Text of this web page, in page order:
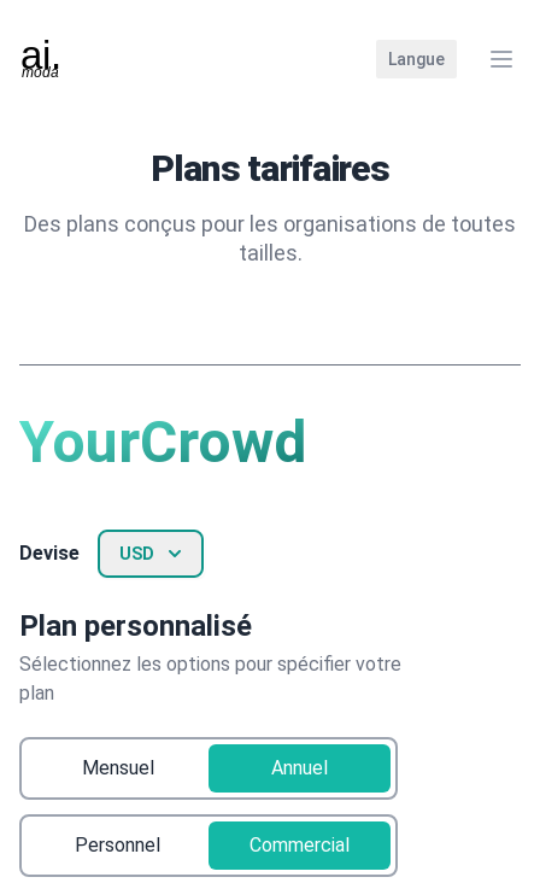
Langue
Plans tarifaires
Des plans conçus pour les organisations de toutes
tailles.
YourCrowd
Devise USD
Plan personnalisé
Sélectionnez les options pour spécifier votre
plan
Mensuel Annuel
Personnel Commercial